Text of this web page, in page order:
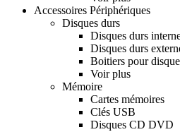
Accessoires Périphériques
Disques durs
Disques durs
Disques durs
Boitiers pour
Voir plus
Mémoire
Cartes mémoires
Clés USB
Disques CD DVD